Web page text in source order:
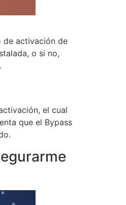
de activación de
o si no,
el cual
que el Bypass